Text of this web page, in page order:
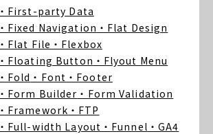
・First-party Data
・Fixed Navigation ・Flat Design
・Flat File ・Flexbox
・Floating Button ・Flyout Menu
・Fold ・Font ・Footer
・Form Builder ・Form Validation
・Framework ・FTP
・Full-width Layout ・Funnel ・GA4